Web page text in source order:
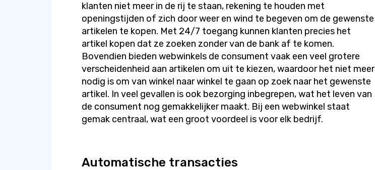
klanten niet meer in de rij te staan, rekening te houden met
openingstijden of zich door weer en wind te begeven om de gewenste
artikelen te kopen. Met 24/7 toegang kunnen klanten precies het
artikel kopen dat ze zoeken zonder van de bank af te komen.
Bovendien bieden webwinkels de consument vaak een veel grotere
verscheidenheid aan artikelen om uit te kiezen, waardoor het niet meer
nodig is om van winkel naar winkel te gaan op zoek naar het gewenste
artikel. In veel gevallen is ook bezorging inbegrepen, wat het leven van
de consument nog gemakkelijker maakt. Bij een webwinkel staat
gemak centraal, wat een groot voordeel is voor elk bedrijf.
Automatische transacties